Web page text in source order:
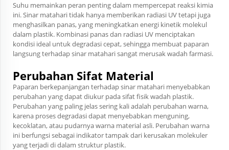
Suhu memainkan peran penting dalam mempercepat reaksi kimia
ini. Sinar matahari tidak hanya memberikan radiasi UV tetapi juga
menghasilkan panas, yang meningkatkan energi kinetik molekul
dalam plastik. Kombinasi panas dan radiasi UV menciptakan
kondisi ideal untuk degradasi cepat, sehingga membuat paparan
langsung terhadap sinar matahari sangat merusak wadah farmasi.
Perubahan Sifat Material
Paparan berkepanjangan terhadap sinar matahari menyebabkan
perubahan yang dapat diukur pada sifat fisik wadah plastik.
Perubahan yang paling jelas sering kali adalah perubahan warna,
karena proses degradasi dapat menyebabkan menguning,
kecoklatan, atau pudarnya warna material asli. Perubahan warna
ini berfungsi sebagai indikator tampak dari kerusakan molekuler
yang terjadi di dalam struktur plastik.